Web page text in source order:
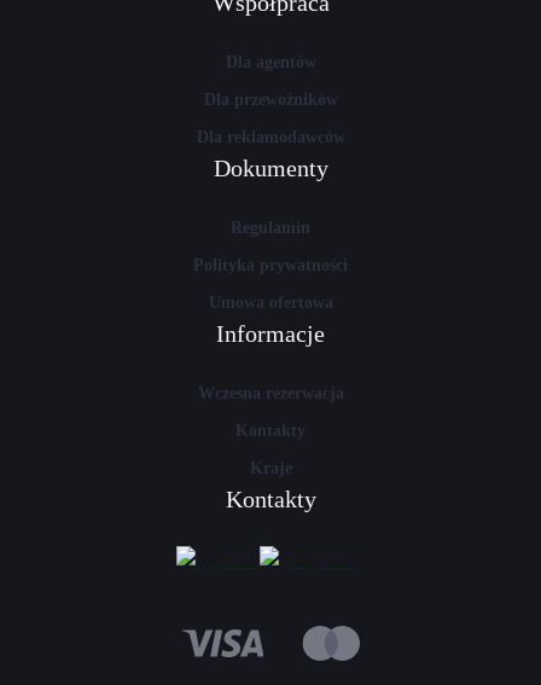
Dla agentów
Dla przewoźników
Dla reklamodawców
Dokumenty
Regulamin
Polityka prywatności
Umowa ofertowa
Informacje
Wczesna rezerwacja
Kontakty
Kraje
Kontakty